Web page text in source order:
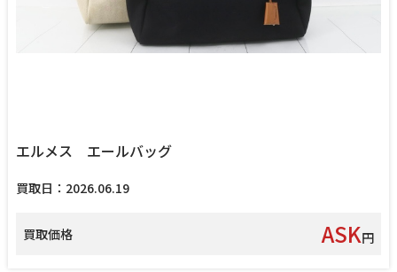
エルメス エールバッグ
買取日：2026.06.19
買取価格 ASK円